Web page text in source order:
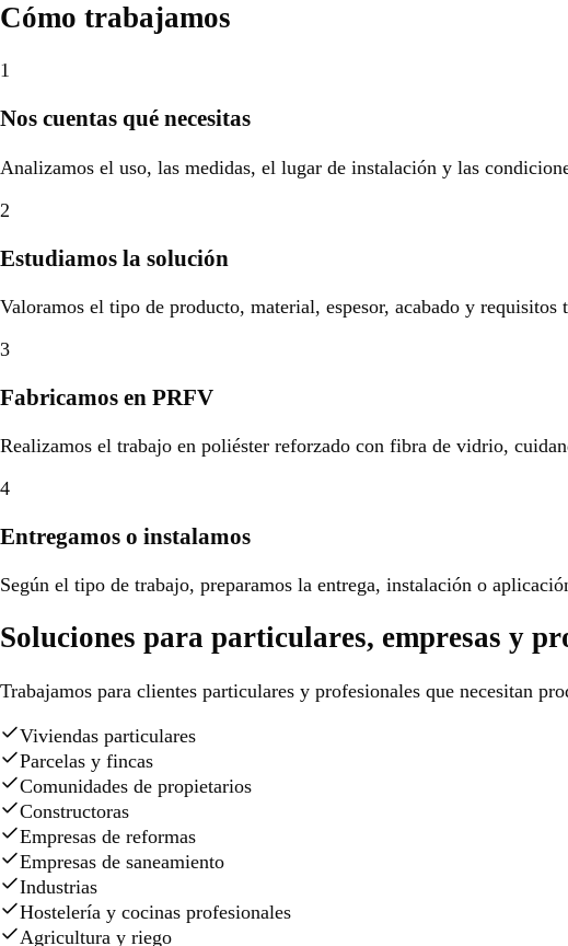
Cómo trabajamos
1
Nos cuentas qué necesitas
Analizamos el uso, las medidas, el lugar de instalación y las
2
Estudiamos la solución
Valoramos el tipo de producto, material, espesor, acabado y requisitos
3
Fabricamos en PRFV
Realizamos el trabajo en poliéster reforzado con fibra de vidrio,
4
Entregamos o instalamos
Según el tipo de trabajo, preparamos la entrega, instalación o
Soluciones para particulares, empresas y
Trabajamos para clientes particulares y profesionales que necesitan
Viviendas particulares
Parcelas y fincas
Comunidades de propietarios
Constructoras
Empresas de reformas
Empresas de saneamiento
Industrias
Hostelería y cocinas profesionales
Agricultura y riego